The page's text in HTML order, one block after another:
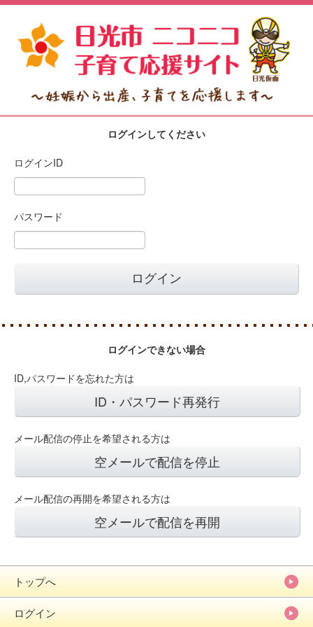
ログインしてください
ログインID
パスワード
ログインできない場合
ID,パスワードを忘れた方は
ID・パスワード再発行
メール配信の停止を希望される方は
空メールで配信を停止
メール配信の再開を希望される方は
空メールで配信を再開
トップへ
ログイン